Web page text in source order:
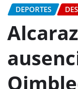
DEPORTES